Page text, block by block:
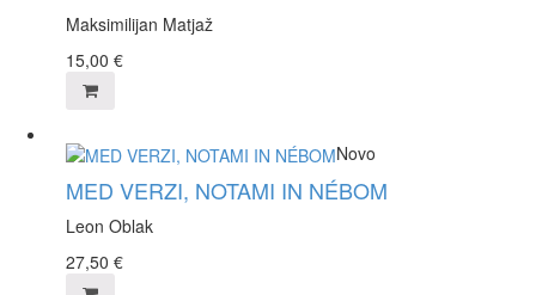
Maksimilijan Matjaž
15,00 €
Novo
MED VERZI, NOTAMI IN NÉBOM
Leon Oblak
27,50 €